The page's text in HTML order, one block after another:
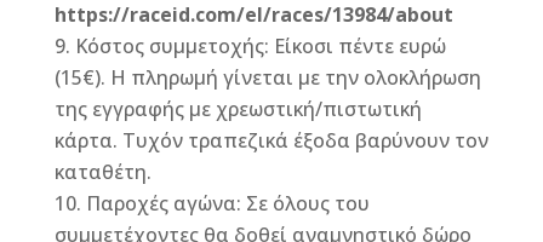
https://raceid.com/el/races/13984/about
Κόστος συμμετοχής: Είκοσι πέντε ευρώ
(15€). Η πληρωμή γίνεται με την ολοκλήρωση
της εγγραφής με χρεωστική/πιστωτική
κάρτα. Τυχόν τραπεζικά έξοδα βαρύνουν τον
καταθέτη.
Παροχές αγώνα: Σε όλους του
συμμετέχοντες θα δοθεί αναμνηστικό δώρο